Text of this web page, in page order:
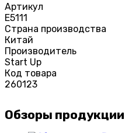
Артикул
E5111
Страна производства
Китай
Производитель
Start Up
Код товара
260123
Обзоры продукции